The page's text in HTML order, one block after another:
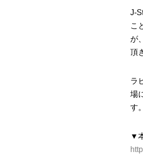
J-
こ
が
頂
ラ
場
す。
▼